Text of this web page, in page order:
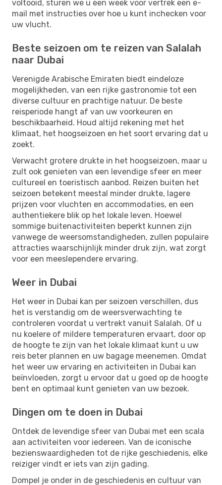
voltooid, sturen we u een week voor vertrek een e-
mail met instructies over hoe u kunt inchecken voor
uw vlucht.
Beste seizoen om te reizen van Salalah
naar Dubai
Verenigde Arabische Emiraten biedt eindeloze
mogelijkheden, van een rijke gastronomie tot een
diverse cultuur en prachtige natuur. De beste
reisperiode hangt af van uw voorkeuren en
beschikbaarheid. Houd altijd rekening met het
klimaat, het hoogseizoen en het soort ervaring dat u
zoekt.
Verwacht grotere drukte in het hoogseizoen, maar u
zult ook genieten van een levendige sfeer en meer
cultureel en toeristisch aanbod. Reizen buiten het
seizoen betekent meestal minder drukte, lagere
prijzen voor vluchten en accommodaties, en een
authentiekere blik op het lokale leven. Hoewel
sommige buitenactiviteiten beperkt kunnen zijn
vanwege de weersomstandigheden, zullen populaire
attracties waarschijnlijk minder druk zijn, wat zorgt
voor een meeslependere ervaring.
Weer in Dubai
Het weer in Dubai kan per seizoen verschillen, dus
het is verstandig om de weersverwachting te
controleren voordat u vertrekt vanuit Salalah. Of u
nu koelere of mildere temperaturen ervaart, door op
de hoogte te zijn van het lokale klimaat kunt u uw
reis beter plannen en uw bagage meenemen. Omdat
het weer uw ervaring en activiteiten in Dubai kan
beïnvloeden, zorgt u ervoor dat u goed op de hoogte
bent en optimaal kunt genieten van uw bezoek.
Dingen om te doen in Dubai
Ontdek de levendige sfeer van Dubai met een scala
aan activiteiten voor iedereen. Van de iconische
bezienswaardigheden tot de rijke geschiedenis, elke
reiziger vindt er iets van zijn gading.
Dompel je onder in de geschiedenis en cultuur van